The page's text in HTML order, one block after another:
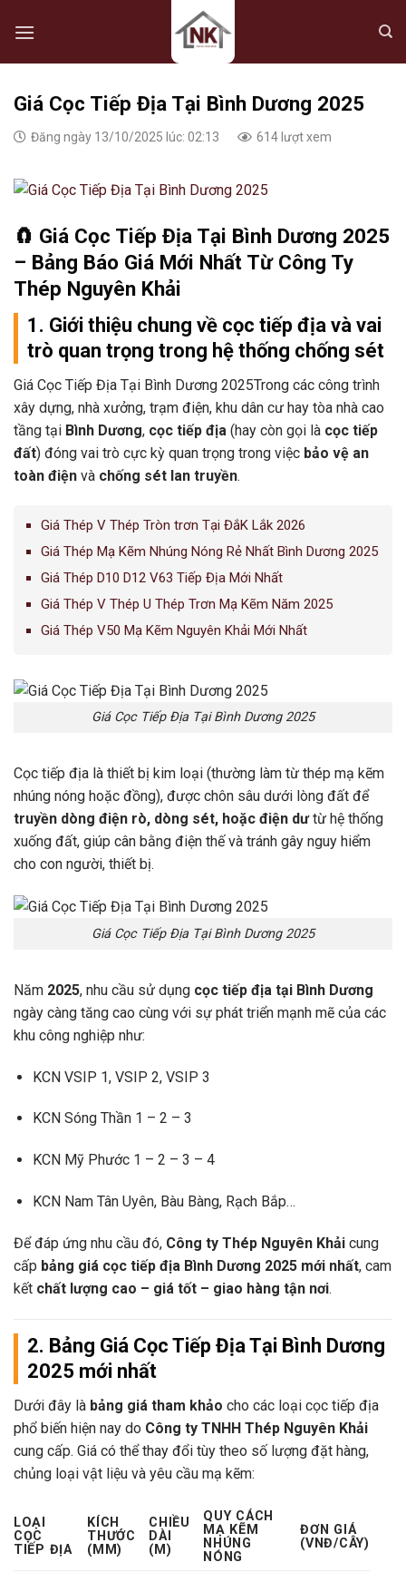
Giá Cọc Tiếp Địa Tại Bình Dương 2025
Đăng ngày 13/10/2025 lúc: 02:13 614 lượt xem
🧲 Giá Cọc Tiếp Địa Tại Bình Dương 2025
– Bảng Báo Giá Mới Nhất Từ Công Ty
Thép Nguyên Khải
1. Giới thiệu chung về cọc tiếp địa và vai
trò quan trọng trong hệ thống chống sét
Giá Cọc Tiếp Địa Tại Bình Dương 2025Trong các công trình
xây dựng, nhà xưởng, trạm điện, khu dân cư hay tòa nhà cao
tầng tại Bình Dương, cọc tiếp địa (hay còn gọi là cọc tiếp
đất) đóng vai trò cực kỳ quan trọng trong việc bảo vệ an
toàn điện và chống sét lan truyền.
Giá Thép V Thép Tròn trơn Tại ĐắK Lắk 2026
Giá Thép Mạ Kẽm Nhúng Nóng Rẻ Nhất Bình Dương 2025
Giá Thép D10 D12 V63 Tiếp Địa Mới Nhất
Giá Thép V Thép U Thép Trơn Mạ Kẽm Năm 2025
Giá Thép V50 Mạ Kẽm Nguyên Khải Mới Nhất
Giá Cọc Tiếp Địa Tại Bình Dương 2025
Cọc tiếp địa là thiết bị kim loại (thường làm từ thép mạ kẽm
nhúng nóng hoặc đồng), được chôn sâu dưới lòng đất để
truyền dòng điện rò, dòng sét, hoặc điện dưtừ hệ thống
xuống đất, giúp cân bằng điện thế và tránh gây nguy hiểm
cho con người, thiết bị.
Giá Cọc Tiếp Địa Tại Bình Dương 2025
Năm 2025, nhu cầu sử dụng cọc tiếp địa tại Bình Dương
ngày càng tăng cao cùng với sự phát triển mạnh mẽ của các
khu công nghiệp như:
KCN VSIP 1, VSIP 2, VSIP 3
KCN Sóng Thần 1 – 2 – 3
KCN Mỹ Phước 1 – 2 – 3 – 4
KCN Nam Tân Uyên, Bàu Bàng, Rạch Bắp…
Để đáp ứng nhu cầu đó, Công ty Thép Nguyên Khải cung
cấp bảng giá cọc tiếp địa Bình Dương 2025 mới nhất, cam
kết chất lượng cao – giá tốt – giao hàng tận nơi.
2. Bảng Giá Cọc Tiếp Địa Tại Bình Dương
2025 mới nhất
Dưới đây là bảng giá tham khảo cho các loại cọc tiếp địa
phổ biến hiện nay do Công ty TNHH Thép Nguyên Khải
cung cấp. Giá có thể thay đổi tùy theo số lượng đặt hàng,
chủng loại vật liệu và yêu cầu mạ kẽm:
LOẠI
CỌC
TIẾP ĐỊA
KÍCH
THƯỚC
(MM)
CHIỀU
DÀI
(M)
QUY CÁCH
MẠ KẼM
NHÚNG
NÓNG
ĐƠN GIÁ
(VNĐ/CÂY)